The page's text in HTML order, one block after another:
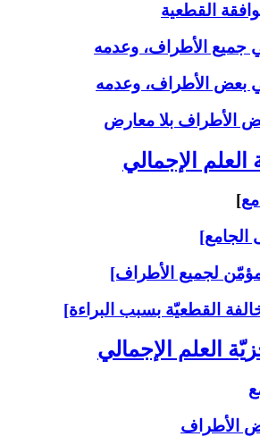
القطعية
الأطراف بلا معارض
]